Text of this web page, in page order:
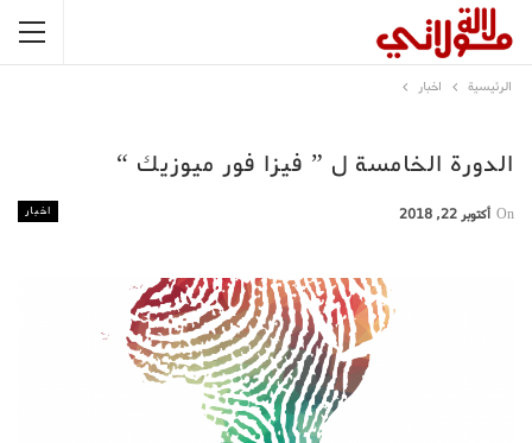
الرئيسية اخبار
الدورة الخامسة ل ” فيزا فور ميوزيك “
اخبار On أكتوبر 22, 2018